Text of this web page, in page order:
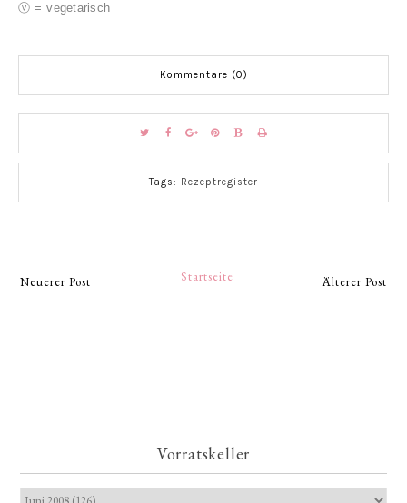
ⓥ = vegetarisch
Kommentare (0)
Tags: Rezeptregister
Neuerer Post Älterer Post
Startseite
Vorratskeller